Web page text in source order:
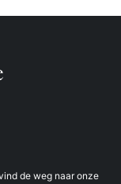
de weg naar onze